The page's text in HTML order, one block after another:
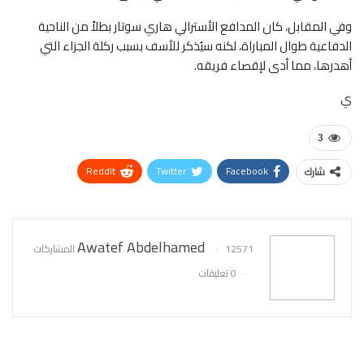
وفي المقابل، كان المدافع الأسترالي هاري سوتار بطلاً من الناحية
الدفاعية طوال المباراة، لكنه سيُذكر للأسف بسبب ركلة الجزاء التي
أهدرها، مما أدى لإقصاء فريقه.
ي
3
شارك Facebook
Twitter
ReddIt
Awatef Abdelhamed
12571 المشاركات
0 تعليقات